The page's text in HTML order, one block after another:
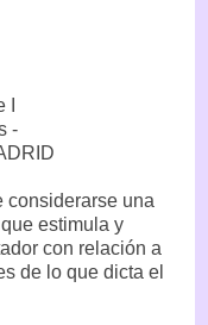
-
considerarse una
estimula y
con relación a
de lo que dicta el